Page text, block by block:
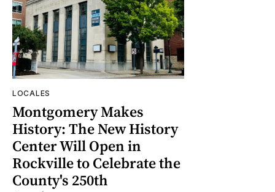
LOCALES
Montgomery Makes
History: The New History
Center Will Open in
Rockville to Celebrate the
County's 250th